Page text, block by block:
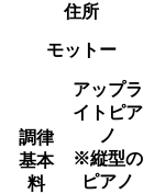
住所
モットー
調律
基本
料
アップラ
イトピア
ノ
※縦型の
ピアノ